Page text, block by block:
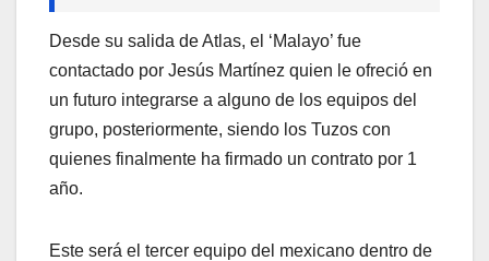
Desde su salida de Atlas, el ‘Malayo’ fue
contactado por Jesús Martínez quien le ofreció en
un futuro integrarse a alguno de los equipos del
grupo, posteriormente, siendo los Tuzos con
quienes finalmente ha firmado un contrato por 1
año.
Este será el tercer equipo del mexicano dentro de